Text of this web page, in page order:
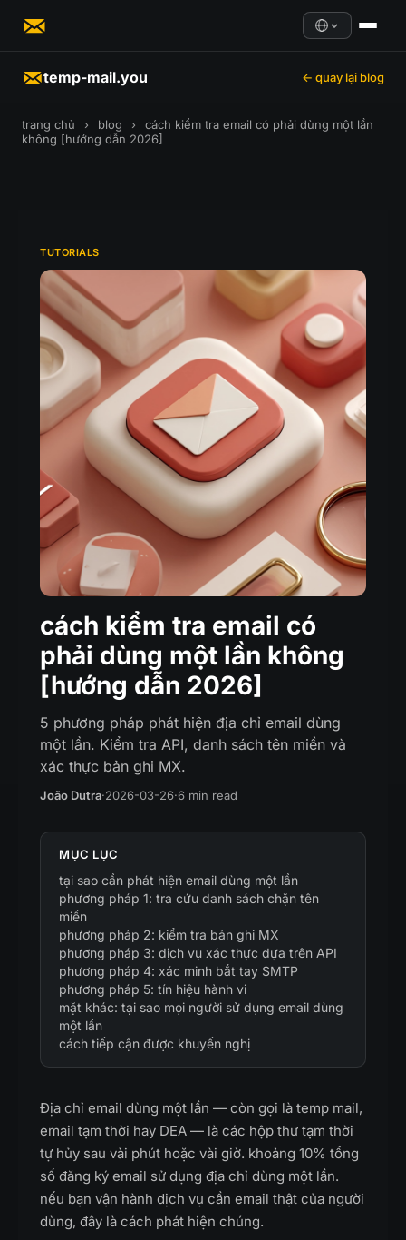
temp-mail.you ← quay lại blog
trang chủ › blog ›
cách kiểm tra email có phải dùng một lần
không [hướng dẫn 2026]
TUTORIALS
cách kiểm tra email có
phải dùng một lần không
[hướng dẫn 2026]
5 phương pháp phát hiện địa chỉ email dùng
một lần. Kiểm tra API, danh sách tên miền và
xác thực bản ghi MX.
João Dutra·2026-03-26·6 min read
MỤC LỤC
tại sao cần phát hiện email dùng một lần
phương pháp 1: tra cứu danh sách chặn tên
miền
phương pháp 2: kiểm tra bản ghi MX
phương pháp 3: dịch vụ xác thực dựa trên API
phương pháp 4: xác minh bắt tay SMTP
phương pháp 5: tín hiệu hành vi
mặt khác: tại sao mọi người sử dụng email dùng
một lần
cách tiếp cận được khuyến nghị
Địa chỉ email dùng một lần — còn gọi là temp mail,
email tạm thời hay DEA — là các hộp thư tạm thời
tự hủy sau vài phút hoặc vài giờ. khoảng 10% tổng
số đăng ký email sử dụng địa chỉ dùng một lần.
nếu bạn vận hành dịch vụ cần email thật của người
dùng, đây là cách phát hiện chúng.